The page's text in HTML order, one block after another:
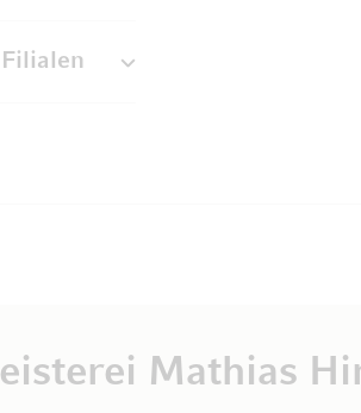
Mathias